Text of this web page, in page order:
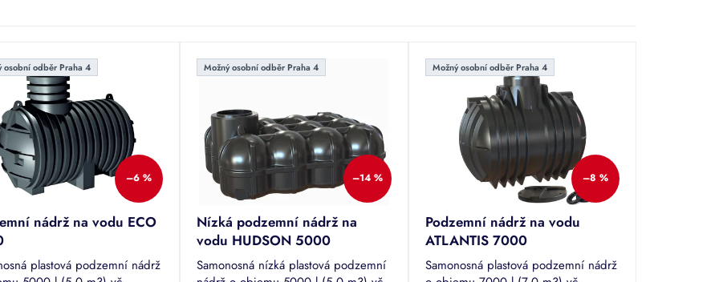
osobní odběr Praha 4
–6 %
nádrž na vodu ECO
plastová podzemní nádrž
Možný osobní odběr Praha 4
–14 %
Nízká podzemní nádrž na
vodu HUDSON 5000
Samonosná nízká plastová podzemní
Možný osobní odběr Praha 4
–8 %
Podzemní nádrž na vodu
ATLANTIS 7000
Samonosná plastová podzemní nádrž